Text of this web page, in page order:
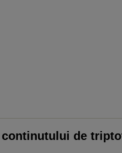
continutului de